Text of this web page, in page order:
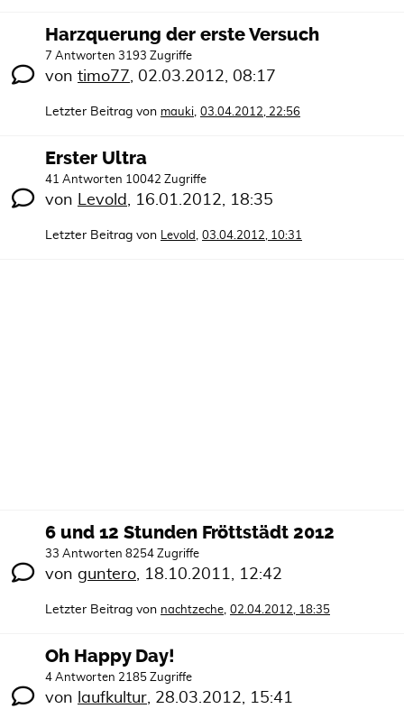
Harzquerung der erste Versuch
7 Antworten 3193 Zugriffe
von timo77, 02.03.2012, 08:17
Letzter Beitrag von mauki, 03.04.2012, 22:56
Erster Ultra
41 Antworten 10042 Zugriffe
von Levold, 16.01.2012, 18:35
Letzter Beitrag von Levold, 03.04.2012, 10:31
6 und 12 Stunden Fröttstädt 2012
33 Antworten 8254 Zugriffe
von guntero, 18.10.2011, 12:42
Letzter Beitrag von nachtzeche, 02.04.2012, 18:35
Oh Happy Day!
4 Antworten 2185 Zugriffe
von laufkultur, 28.03.2012, 15:41